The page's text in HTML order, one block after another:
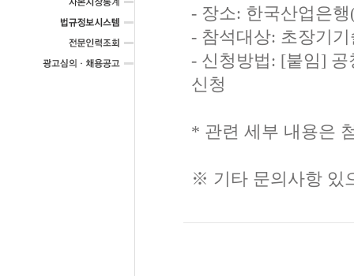
- 장소: 한국산업은
- 참석대상: 초장기
- 신청방법: [붙임]
신청
* 관련 세부 내용은
※ 기타 문의사항 있